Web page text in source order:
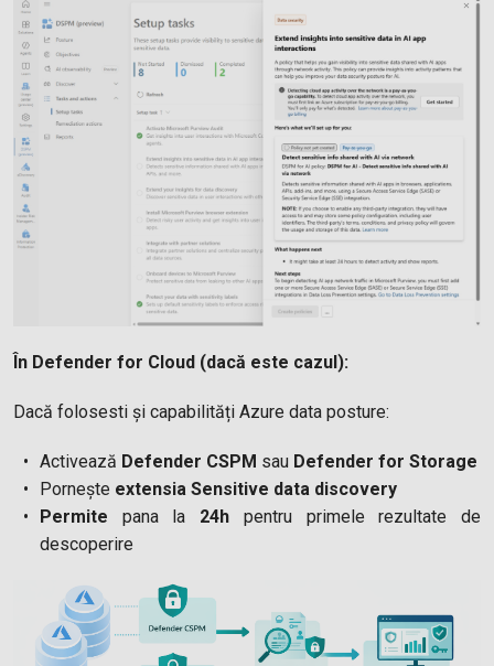
În Defender for Cloud (dacă este cazul):
Dacă folosesti și capabilități Azure data posture:
Activează Defender CSPM sau Defender for Storage
Pornește extensia Sensitive data discovery
Permite pana la 24h pentru primele rezultate de
descoperire